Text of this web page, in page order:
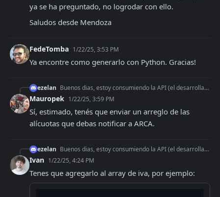
ya se ha preguntado, no logrodar con ello.
Saludos desde Mendoza
FedeTomba 1/22/25, 3:53 PM
Ya encontre como generarlo con Python. Gracias!
ezelan Buenos dias, estoy consumiendo la API (el desarrollado del SDK API se merece un premio) y me encuentro ahora con una duda. Si tengo varios productos con distin
Mauropek 1/22/25, 3:59 PM
Sí, estimado, tenés que enviar un arreglo de las
alícuotas que debas notificar a ARCA.
ezelan Buenos dias, estoy consumiendo la API (el desarrollado del SDK API se merece un premio) y me encuentro ahora con una duda. Si tengo varios productos con distin
Ivan 1/22/25, 4:24 PM
Tenes que agregarlo al array de iva, por ejemplo: